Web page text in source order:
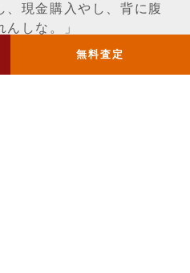
無料査定
、現金購入やし、背に腹
んしな。」
で契約となり。昨日、令
26日、無事引き渡しを終